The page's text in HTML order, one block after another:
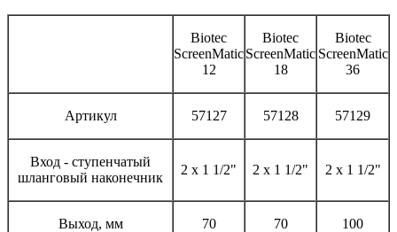
Biotec
ScreenMatic
12
Biotec
ScreenMatic
18
Biotec
ScreenMatic
36
Артикул 57127 57128 57129
Вход - ступенчатый
шланговый наконечник
2 х 1 1/2" 2 х 1 1/2" 2 х 1 1/2"
Выход, мм 70 70 100